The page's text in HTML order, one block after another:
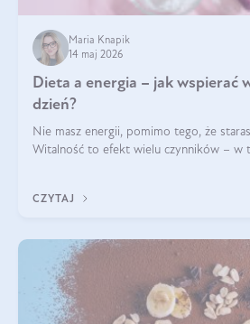
Maria Knapik
14 maj 2026
Dieta a energia – jak wspierać
dzień?
Nie masz energii, pomimo tego, że
Witalność to efekt wielu czynników – w
CZYTAJ